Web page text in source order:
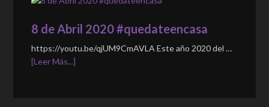
8 de Abril 2020 #quedateencasa
https://youtu.be/qjUM9CmAVLA Este año 2020 del …
[Leer Más...]